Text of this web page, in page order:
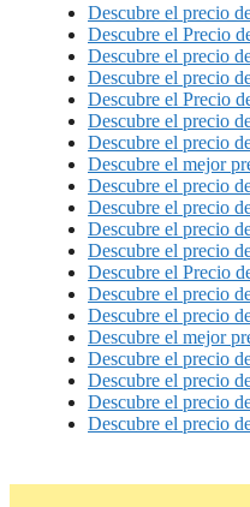
Descubre el precio
Descubre el Precio
Descubre el precio
Descubre el precio
Descubre el Precio
Descubre el precio
Descubre el precio
Descubre el mejor
Descubre el precio
Descubre el precio
Descubre el precio
Descubre el precio
Descubre el Precio
Descubre el precio
Descubre el precio
Descubre el mejor
Descubre el precio
Descubre el precio
Descubre el precio
Descubre el precio